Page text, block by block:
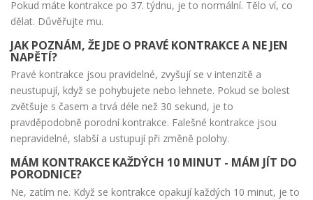
Pokud máte kontrakce po 37. týdnu, je to normální. Tělo ví, co
dělat. Důvěřujte mu.
JAK POZNÁM, ŽE JDE O PRAVÉ KONTRAKCE A NE JEN
NAPĚTÍ?
Pravé kontrakce jsou pravidelné, zvyšují se v intenzitě a
neustupují, když se pohybujete nebo lehnete. Pokud se bolest
zvětšuje s časem a trvá déle než 30 sekund, je to
pravděpodobně porodní kontrakce. Falešné kontrakce jsou
nepravidelné, slabší a ustupují při změně polohy.
MÁM KONTRAKCE KAŽDÝCH 10 MINUT - MÁM JÍT DO
PORODNICE?
Ne, zatím ne. Když se kontrakce opakují každých 10 minut, je to